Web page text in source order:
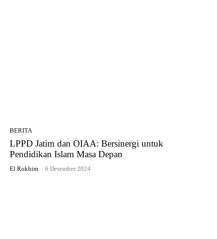
BERITA
LPPD Jatim dan OIAA: Bersinergi untuk
Pendidikan Islam Masa Depan
El Rokhim - 6 Desember 2024